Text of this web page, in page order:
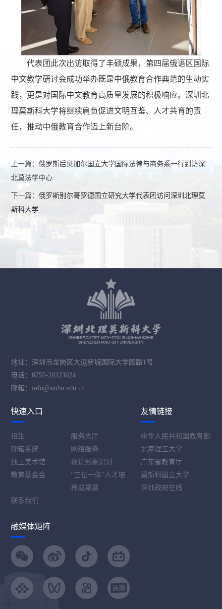
代表团此次出访取得了丰硕成果，第四届俄语区国际
中文教学研讨会成功举办既是中俄教育合作典范的生动实
践，更是对国际中文教育高质量发展的积极响应。深圳北
理莫斯科大学将继续肩负促进文明互鉴、人才共育的责
任，推动中俄教育合作迈上新台阶。
上一篇：俄罗斯后贝加尔国立大学国际法律与商务系一行到访深
北莫法学中心
下一篇：俄罗斯别尔哥罗德国立研究大学代表团访问深圳北理莫
斯科大学
地址：深圳市龙岗区大运新城国际大学园路1号
电话：0755-28323024
邮箱：info@smbu.edu.cn
快速入口
招生
服务大厅
邮箱系统
网络服务
线上美术馆
视觉形象识别
教育基金会
“三位一体”人才培
养成果展
联系我们
友情链接
中华人民共和国教育部
北京理工大学
广东省教育厅
莫斯科国立大学
深圳政府在线
融媒体矩阵